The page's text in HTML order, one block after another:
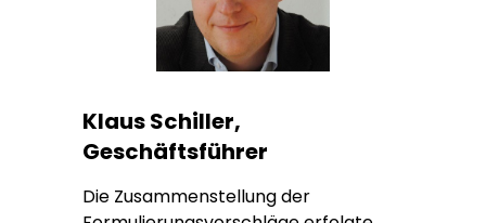
Klaus Schiller,
Geschäftsführer
Die Zusammenstellung der